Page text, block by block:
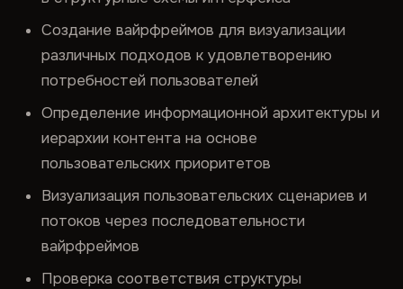
Создание вайрфреймов для визуализации
различных подходов к удовлетворению
потребностей пользователей
Определение информационной архитектуры и
иерархии контента на основе
пользовательских приоритетов
Визуализация пользовательских сценариев и
потоков через последовательности
вайрфреймов
Проверка соответствия структуры